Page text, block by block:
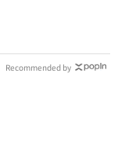
Recommended by